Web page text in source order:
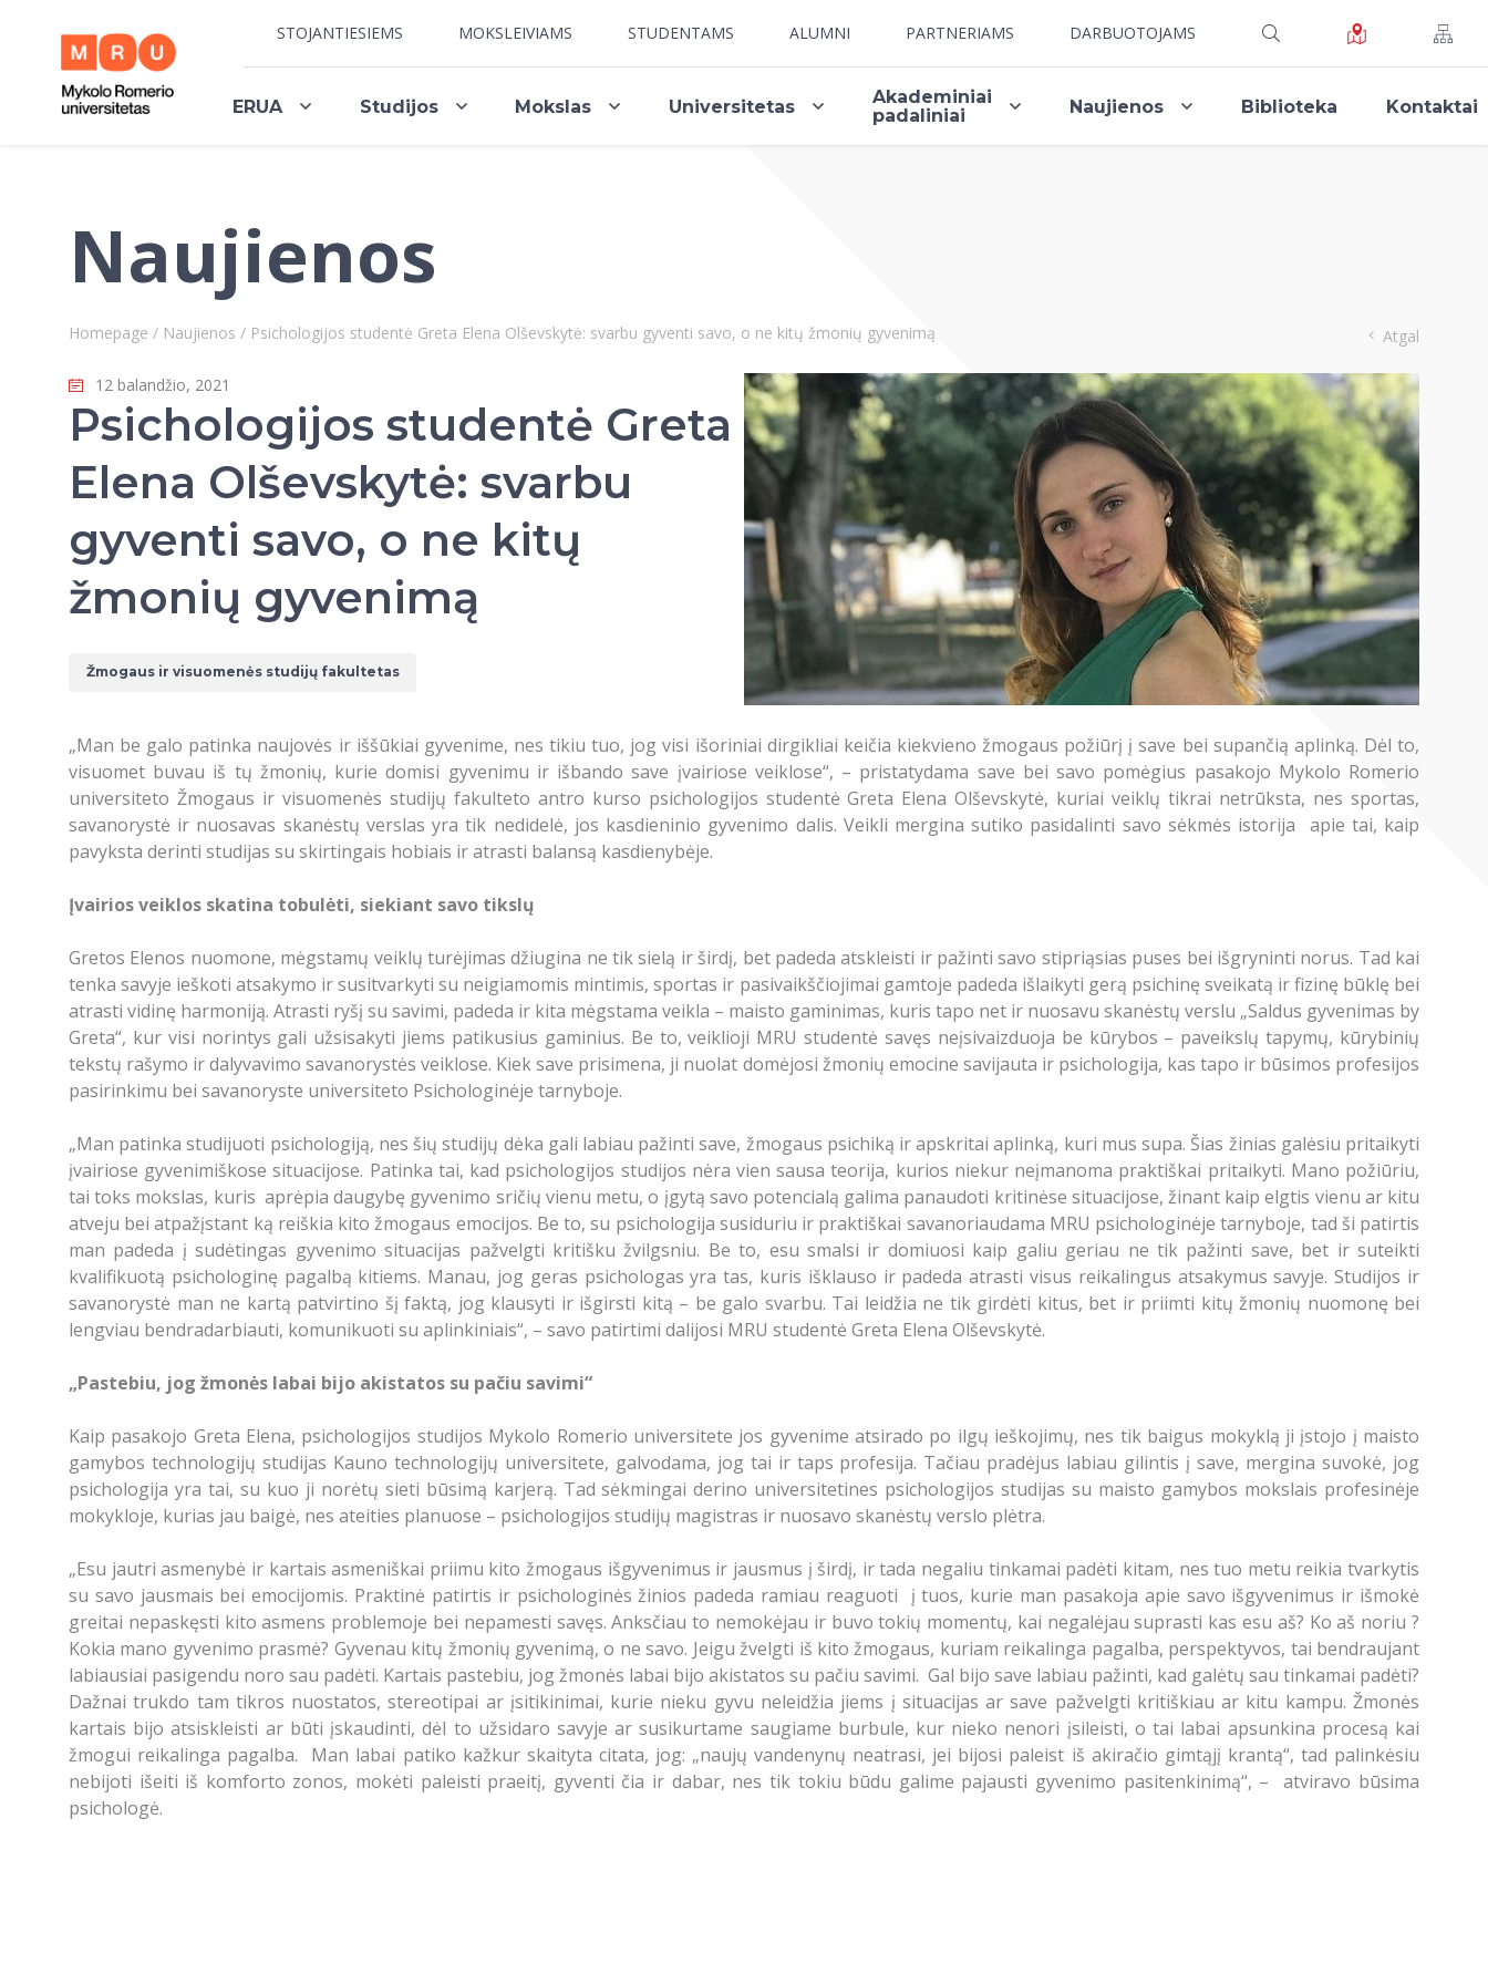
STOJANTIESIEMS MOKSLEIVIAMS STUDENTAMS ALUMNI PARTNERIAMS DARBUOTOJAMS
ERUA Studijos Mokslas Universitetas
Akademiniai
padaliniai
Naujienos Biblioteka Kontaktai
Naujienos
Homepage / Naujienos / Psichologijos studentė Greta Elena Olševskytė: svarbu gyventi savo, o ne kitų žmonių gyvenimą Atgal
12 balandžio, 2021
Psichologijos studentė Greta
Elena Olševskytė: svarbu
gyventi savo, o ne kitų
žmonių gyvenimą
Žmogaus ir visuomenės studijų fakultetas
„Man be galo patinka naujovės ir iššūkiai gyvenime, nes tikiu tuo, jog visi išoriniai dirgikliai keičia kiekvieno žmogaus požiūrį į save bei supančią aplinką. Dėl to,
visuomet buvau iš tų žmonių, kurie domisi gyvenimu ir išbando save įvairiose veiklose“, – pristatydama save bei savo pomėgius pasakojo Mykolo Romerio
universiteto Žmogaus ir visuomenės studijų fakulteto antro kurso psichologijos studentė Greta Elena Olševskytė, kuriai veiklų tikrai netrūksta, nes sportas,
savanorystė ir nuosavas skanėstų verslas yra tik nedidelė, jos kasdieninio gyvenimo dalis. Veikli mergina sutiko pasidalinti savo sėkmės istorija apie tai, kaip
pavyksta derinti studijas su skirtingais hobiais ir atrasti balansą kasdienybėje.
Įvairios veiklos skatina tobulėti, siekiant savo tikslų
Gretos Elenos nuomone, mėgstamų veiklų turėjimas džiugina ne tik sielą ir širdį, bet padeda atskleisti ir pažinti savo stipriąsias puses bei išgryninti norus. Tad kai
tenka savyje ieškoti atsakymo ir susitvarkyti su neigiamomis mintimis, sportas ir pasivaikščiojimai gamtoje padeda išlaikyti gerą psichinę sveikatą ir fizinę būklę bei
atrasti vidinę harmoniją. Atrasti ryšį su savimi, padeda ir kita mėgstama veikla – maisto gaminimas, kuris tapo net ir nuosavu skanėstų verslu „Saldus gyvenimas by
Greta“, kur visi norintys gali užsisakyti jiems patikusius gaminius. Be to, veiklioji MRU studentė savęs neįsivaizduoja be kūrybos – paveikslų tapymų, kūrybinių
tekstų rašymo ir dalyvavimo savanorystės veiklose. Kiek save prisimena, ji nuolat domėjosi žmonių emocine savijauta ir psichologija, kas tapo ir būsimos profesijos
pasirinkimu bei savanoryste universiteto Psichologinėje tarnyboje.
„Man patinka studijuoti psichologiją, nes šių studijų dėka gali labiau pažinti save, žmogaus psichiką ir apskritai aplinką, kuri mus supa. Šias žinias galėsiu pritaikyti
įvairiose gyvenimiškose situacijose. Patinka tai, kad psichologijos studijos nėra vien sausa teorija, kurios niekur neįmanoma praktiškai pritaikyti. Mano požiūriu,
tai toks mokslas, kuris aprėpia daugybę gyvenimo sričių vienu metu, o įgytą savo potencialą galima panaudoti kritinėse situacijose, žinant kaip elgtis vienu ar kitu
atveju bei atpažįstant ką reiškia kito žmogaus emocijos. Be to, su psichologija susiduriu ir praktiškai savanoriaudama MRU psichologinėje tarnyboje, tad ši patirtis
man padeda į sudėtingas gyvenimo situacijas pažvelgti kritišku žvilgsniu. Be to, esu smalsi ir domiuosi kaip galiu geriau ne tik pažinti save, bet ir suteikti
kvalifikuotą psichologinę pagalbą kitiems. Manau, jog geras psichologas yra tas, kuris išklauso ir padeda atrasti visus reikalingus atsakymus savyje. Studijos ir
savanorystė man ne kartą patvirtino šį faktą, jog klausyti ir išgirsti kitą – be galo svarbu. Tai leidžia ne tik girdėti kitus, bet ir priimti kitų žmonių nuomonę bei
lengviau bendradarbiauti, komunikuoti su aplinkiniais“, – savo patirtimi dalijosi MRU studentė Greta Elena Olševskytė.
„Pastebiu, jog žmonės labai bijo akistatos su pačiu savimi“
Kaip pasakojo Greta Elena, psichologijos studijos Mykolo Romerio universitete jos gyvenime atsirado po ilgų ieškojimų, nes tik baigus mokyklą ji įstojo į maisto
gamybos technologijų studijas Kauno technologijų universitete, galvodama, jog tai ir taps profesija. Tačiau pradėjus labiau gilintis į save, mergina suvokė, jog
psichologija yra tai, su kuo ji norėtų sieti būsimą karjerą. Tad sėkmingai derino universitetines psichologijos studijas su maisto gamybos mokslais profesinėje
mokykloje, kurias jau baigė, nes ateities planuose – psichologijos studijų magistras ir nuosavo skanėstų verslo plėtra.
„Esu jautri asmenybė ir kartais asmeniškai priimu kito žmogaus išgyvenimus ir jausmus į širdį, ir tada negaliu tinkamai padėti kitam, nes tuo metu reikia tvarkytis
su savo jausmais bei emocijomis. Praktinė patirtis ir psichologinės žinios padeda ramiau reaguoti į tuos, kurie man pasakoja apie savo išgyvenimus ir išmokė
greitai nepaskęsti kito asmens problemoje bei nepamesti savęs. Anksčiau to nemokėjau ir buvo tokių momentų, kai negalėjau suprasti kas esu aš? Ko aš noriu ?
Kokia mano gyvenimo prasmė? Gyvenau kitų žmonių gyvenimą, o ne savo. Jeigu žvelgti iš kito žmogaus, kuriam reikalinga pagalba, perspektyvos, tai bendraujant
labiausiai pasigendu noro sau padėti. Kartais pastebiu, jog žmonės labai bijo akistatos su pačiu savimi. Gal bijo save labiau pažinti, kad galėtų sau tinkamai padėti?
Dažnai trukdo tam tikros nuostatos, stereotipai ar įsitikinimai, kurie nieku gyvu neleidžia jiems į situacijas ar save pažvelgti kritiškiau ar kitu kampu. Žmonės
kartais bijo atsiskleisti ar būti įskaudinti, dėl to užsidaro savyje ar susikurtame saugiame burbule, kur nieko nenori įsileisti, o tai labai apsunkina procesą kai
žmogui reikalinga pagalba. Man labai patiko kažkur skaityta citata, jog: „naujų vandenynų neatrasi, jei bijosi paleist iš akiračio gimtąjį krantą“, tad palinkėsiu
nebijoti išeiti iš komforto zonos, mokėti paleisti praeitį, gyventi čia ir dabar, nes tik tokiu būdu galime pajausti gyvenimo pasitenkinimą“, – atviravo būsima
psichologė.